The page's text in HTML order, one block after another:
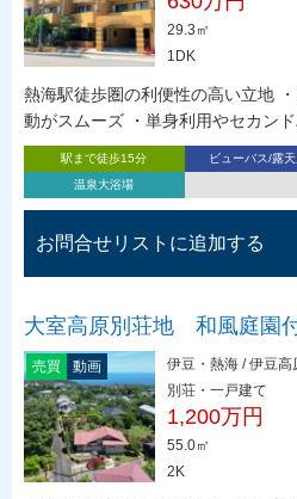
29.3㎡
1DK
熱海駅徒歩圏の利便性の高い立地
動がスムーズ ・単身利用やセカン
駅まで徒歩15分 ビューバス/露
温泉大浴場
お問合せリストに追加する
大室高原別荘地 和風庭園
売買 動画
伊豆・熱海 / 伊豆高
別荘・一戸建て
1,200万円
55.0㎡
2K